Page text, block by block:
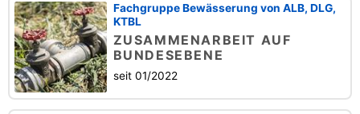
Fachgruppe Bewässerung von ALB, DLG,
KTBL
ZUSAMMENARBEIT AUF
BUNDESEBENE
seit 01/2022